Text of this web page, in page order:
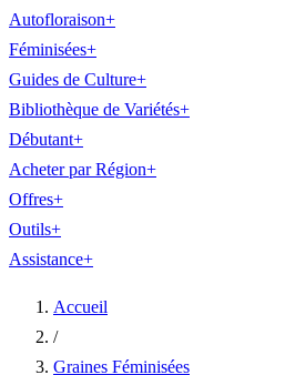
Autofloraison+
Féminisées+
Guides de Culture+
Bibliothèque de Variétés+
Débutant+
Acheter par Région+
Offres+
Outils+
Assistance+
Accueil
/
Graines Féminisées